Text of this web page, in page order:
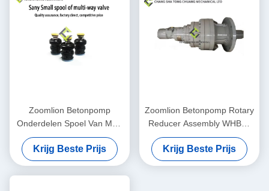
Zoomlion Betonpomp
Onderdelen Spoel Van Multi
Way Valve
Krijg Beste Prijs
Zoomlion Betonpomp Rotary
Reducer Assembly WHBH-
100C 1030201124
Krijg Beste Prijs